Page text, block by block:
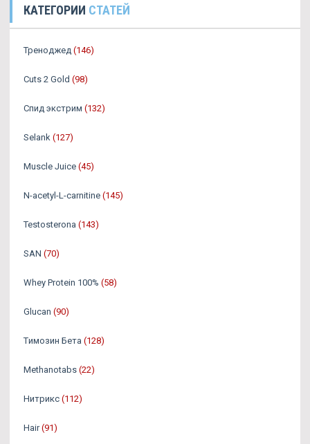
КАТЕГОРИИ СТАТЕЙ
Треноджед (146)
Cuts 2 Gold (98)
Спид экстрим (132)
Selank (127)
Muscle Juice (45)
N-acetyl-L-carnitine (145)
Testosterona (143)
SAN (70)
Whey Protein 100% (58)
Glucan (90)
Tимозин Бета (128)
Methanotabs (22)
Нитрикс (112)
Hair (91)